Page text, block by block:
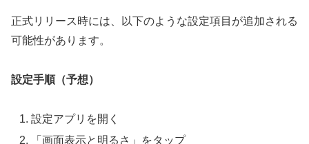
正式リリース時には、以下のような設定項目が追加される
可能性があります。
設定手順（予想）
設定アプリを開く
「画面表示と明るさ」をタップ